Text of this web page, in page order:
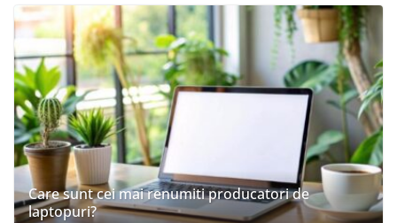
Care sunt cei mai renumiti producatori de
laptopuri?